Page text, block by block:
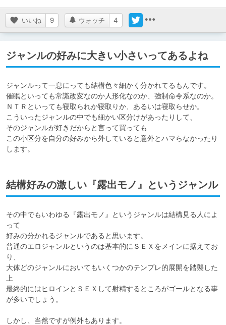
いいね 9 ウォッチ 4
ジャンルの好みに大きい小さいってあるよね
ジャンルって一息にっても結構色々細かく分かれてるもんです。
催眠といっても常識改変なのか人形化なのか、強制命令系なのか。
ＮＴＲといっても寝取られか寝取りか、あるいは寝取らせか。
こういったジャンルの中でも細かい区分けがあったりして、
そのジャンルが好きだからと言って買っても
この小区分を自分の好みから外していると意外とハマらなかったり
します。
結構好みの激しい『露出モノ』というジャンル
その中でもいわゆる『露出モノ』というジャンルは結構見る人によ
って
好みの分かれるジャンルであると思います。
普通のエロジャンルというのは基本的にＳＥＸをメインに据えてお
り、
大体どのジャンルにおいてもいくつかのテンプレ的展開を踏襲した
上
最終的にはヒロインとＳＥＸして射精するところがゴールとなる事
が多いでしょう。
しかし、当然ですが例外もあります。